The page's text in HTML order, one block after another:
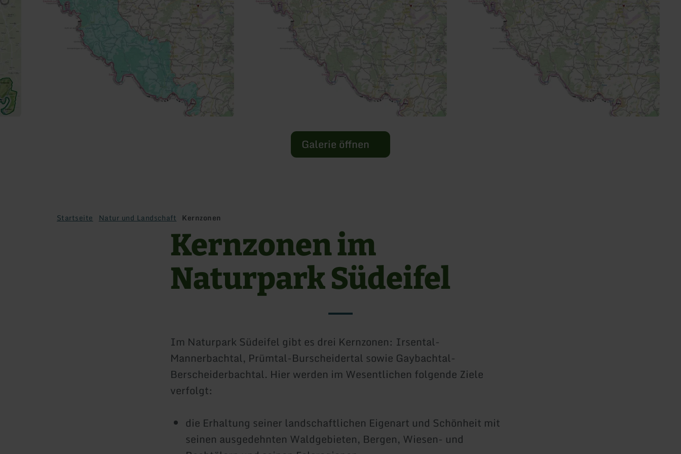
Galerie öffnen
Startseite Natur und Landschaft Kernzonen
Kernzonen im
Naturpark Südeifel
Im Naturpark Südeifel gibt es drei Kernzonen: Irsental-
Mannerbachtal, Prümtal-Burscheidertal sowie Gaybachtal-
Berscheiderbachtal. Hier werden im Wesentlichen folgende Ziele
verfolgt:
die Erhaltung seiner landschaftlichen Eigenart und Schönheit mit
seinen ausgedehnten Waldgebieten, Bergen, Wiesen- und